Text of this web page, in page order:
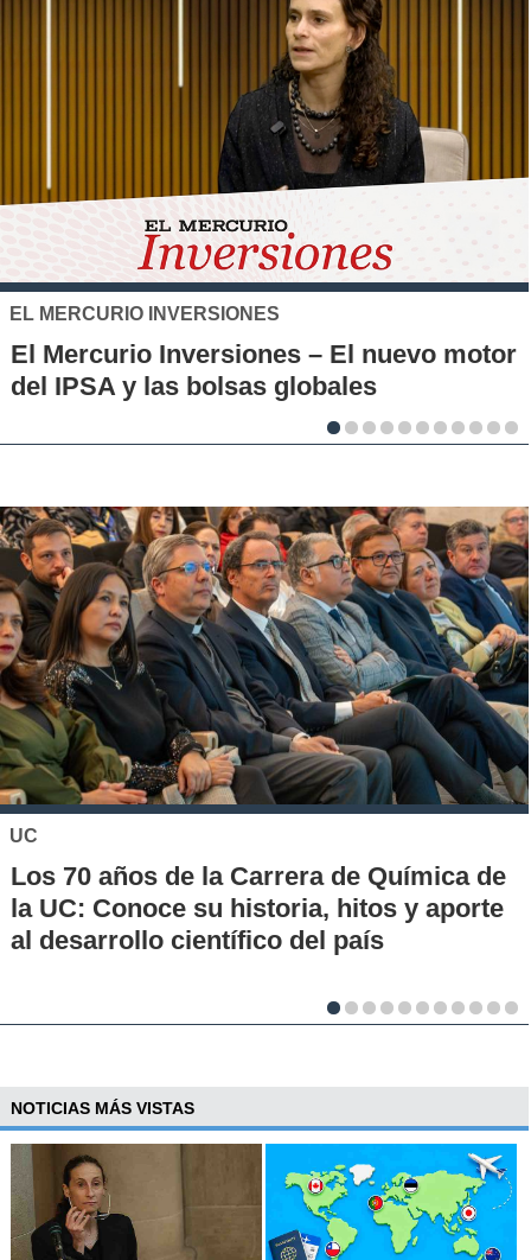
SANTO TOMÁS
IP-CFT Santo Tomás y Red de Hubs
Municipales firman alianza para impulsar
la innovación en los territorios
KHIPU
Conoce la historia de la nueva era para
los pagos en Chile
NOTICIAS MÁS VISTAS